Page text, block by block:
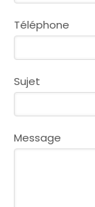
Téléphone
Sujet
Message